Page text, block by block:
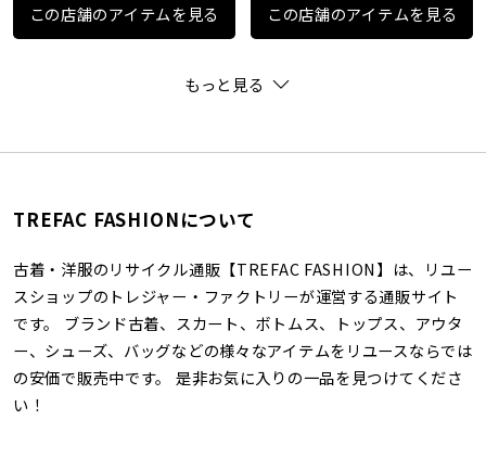
この店舗のアイテムを見る
この店舗のアイテムを見る
もっと見る
TREFAC FASHIONについて
古着・洋服のリサイクル通販【TREFAC FASHION】は、リユー
スショップのトレジャー・ファクトリーが運営する通販サイト
です。 ブランド古着、スカート、ボトムス、トップス、アウタ
ー、シューズ、バッグなどの様々なアイテムをリユースならでは
の安価で販売中です。 是非お気に入りの一品を見つけてくださ
い！